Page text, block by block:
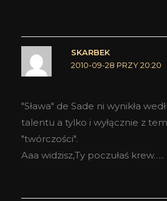
SKARBEK
2010-09-28 PRZY 20:20
"Sława" de Sade ni wynikła
talentu a tylko i wyłącznie z
"twórczości".
Aaa widzisz,Ty poczułaś krew…..